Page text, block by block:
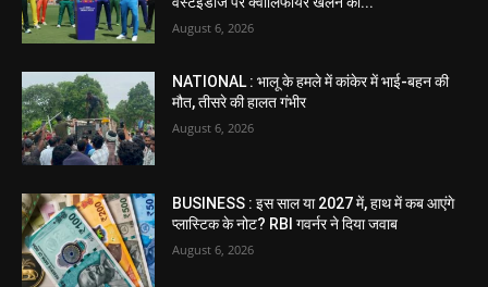
August 6, 2026
NATIONAL : भालू के हमले में कांकेर में भाई-बहन की
मौत, तीसरे की हालत गंभीर
August 6, 2026
BUSINESS : इस साल या 2027 में, हाथ में कब आएंगे
प्लास्टिक के नोट? RBI गवर्नर ने दिया जवाब
August 6, 2026